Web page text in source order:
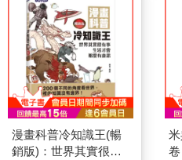
漫畫科普冷知識王(暢
銷版)：世界其實很有
卷